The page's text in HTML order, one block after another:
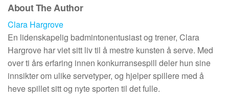
About The Author
Clara Hargrove
En lidenskapelig badmintonentusiast og trener, Clara
Hargrove har viet sitt liv til å mestre kunsten å serve. Med
over ti års erfaring innen konkurransespill deler hun sine
innsikter om ulike servetyper, og hjelper spillere med å
heve spillet sitt og nyte sporten til det fulle.